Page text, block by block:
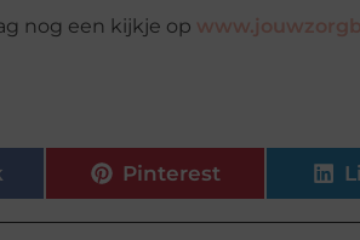
nog een kijkje op
Pinterest